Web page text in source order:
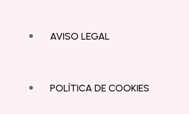
AVISO LEGAL
POLÍTICA DE COOKIES